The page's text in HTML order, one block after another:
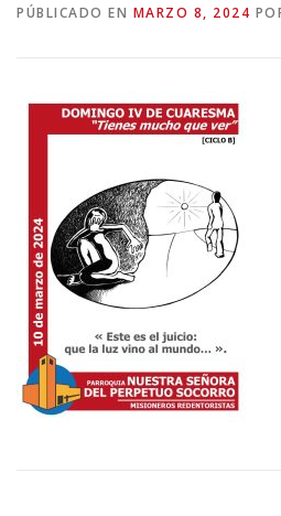
SACRAMENTOS
PÚBLICADO EN MARZO 8, 2024